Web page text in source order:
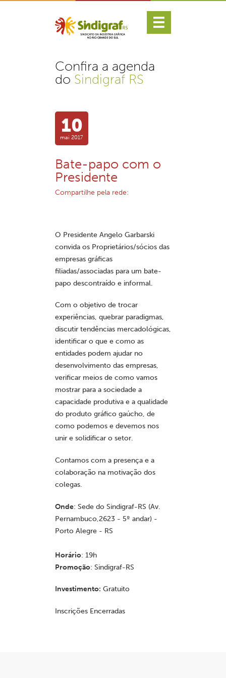
Confira a agenda
do Sindigraf RS
10
mai 2017
Bate-papo com o
Presidente
Compartilhe pela rede:
O Presidente Angelo Garbarski
convida os Proprietários/sócios das
empresas gráficas
filiadas/associadas para um bate-
papo descontraído e informal.
Com o objetivo de trocar
experiências, quebrar paradigmas,
discutir tendências mercadológicas,
identificar o que e como as
entidades podem ajudar no
desenvolvimento das empresas,
verificar meios de como vamos
mostrar para a sociedade a
capacidade produtiva e a qualidade
do produto gráfico gaúcho, de
como podemos e devemos nos
unir e solidificar o setor.
Contamos com a presença e a
colaboração na motivação dos
colegas.
Onde: Sede do Sindigraf-RS (Av.
Pernambuco,2623 - 5º andar) -
Porto Alegre - RS
Horário: 19h
Promoção: Sindigraf-RS
Investimento: Gratuito
Inscrições Encerradas